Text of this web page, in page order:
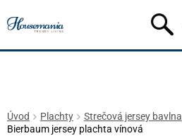
Úvod Plachty
Strečová jersey bavlna
Bierbaum jersey plachta vínová